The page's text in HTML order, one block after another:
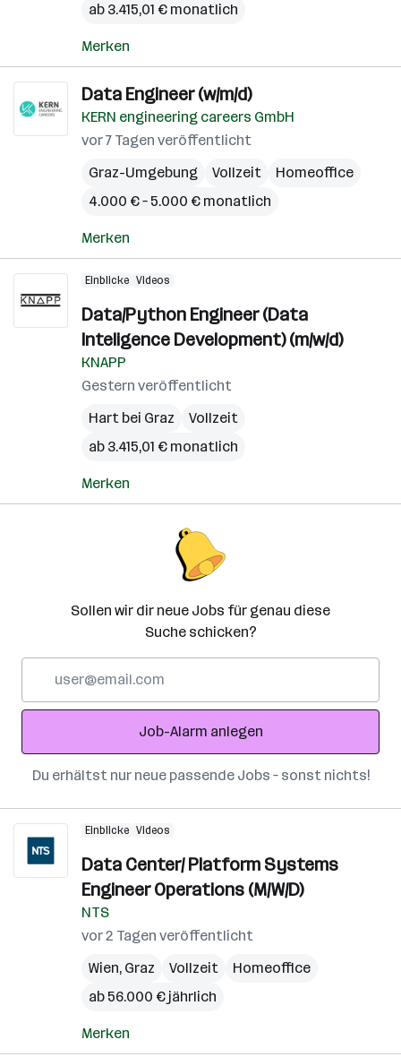
ab 3.415,01 € monatlich
Merken
Data Engineer (w/m/d)
KERN engineering careers GmbH
vor 7 Tagen veröffentlicht
Graz-Umgebung
Vollzeit
Homeoffice
4.000 € – 5.000 € monatlich
Merken
Einblicke Videos
Data/Python Engineer (Data
Inteligence Development) (m/w/d)
KNAPP
Gestern veröffentlicht
Hart bei Graz
Vollzeit
ab 3.415,01 € monatlich
Merken
Sollen wir dir neue Jobs für genau diese
Suche schicken?
Adresse
Job-Alarm anlegen
Du erhältst nur neue passende Jobs – sonst nichts!
Einblicke Videos
Data Center/ Platform Systems
Engineer Operations (M/W/D)
NTS
vor 2 Tagen veröffentlicht
Wien, Graz Vollzeit
Homeoffice
ab 56.000 € jährlich
Merken